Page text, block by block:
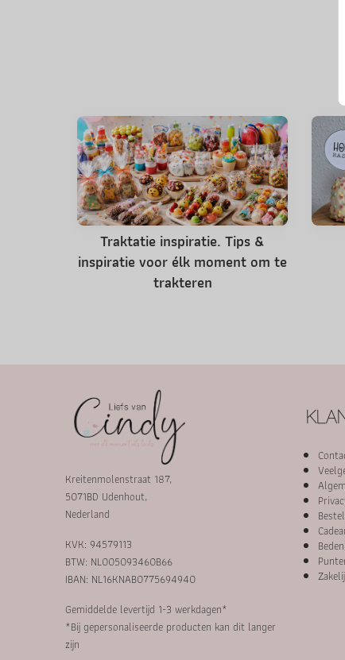
Traktatie inspiratie. Tips &
inspiratie voor élk moment om te
trakteren
Kreitenmolenstraat 187,
5071BD Udenhout,
Nederland
KVK: 94579113
BTW: NL005093460B66
IBAN: NL16KNAB0775694940
Gemiddelde levertijd 1-3 werkdagen*
*Bij gepersonaliseerde producten kan dit langer
zijn